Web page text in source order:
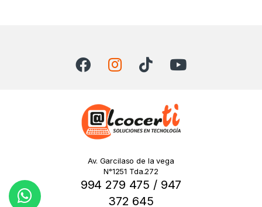
Av. Garcilaso de la vega
N°1251 Tda.272
994 279 475 / 947
372 645